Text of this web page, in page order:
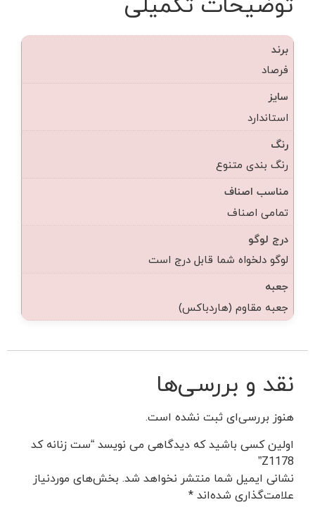
برند
فرصاد
سایز
استاندارد
رنگ
رنگ بندی متنوع
مناسب اصناف
تمامی اصناف
درج لوگو
لوگو دلخواه شما قابل درج است
جعبه
جعبه مقاوم (هاردباکس)
نقد و بررسی‌ها
هنوز بررسی‌ای ثبت نشده است.
اولین کسی باشید که دیدگاهی می نویسد “ست زنانه کد
Z1178”
نشانی ایمیل شما منتشر نخواهد شد. بخش‌های موردنیاز
علامت‌گذاری شده‌اند*